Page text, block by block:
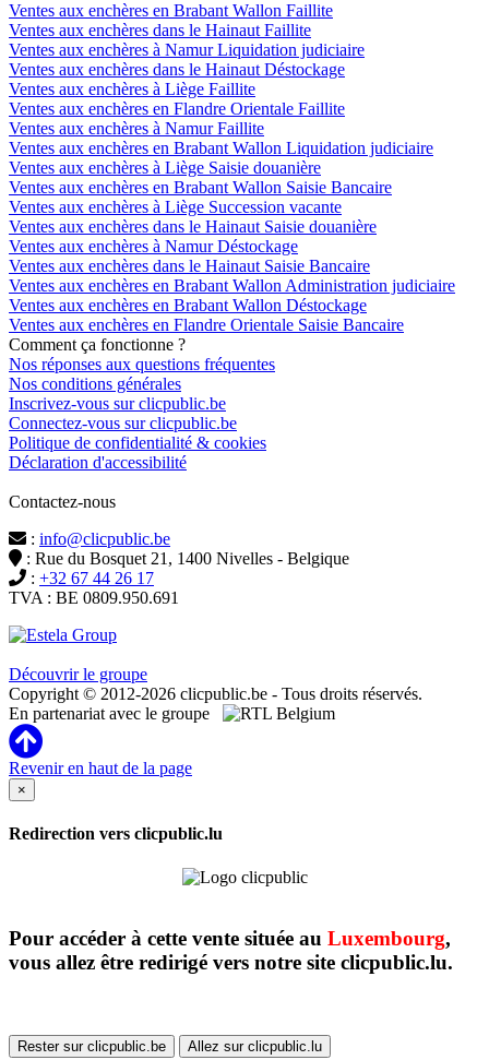
Ventes aux enchères en Brabant Wallon Faillite
Ventes aux enchères dans le Hainaut Faillite
Ventes aux enchères à Namur Liquidation judiciaire
Ventes aux enchères dans le Hainaut Déstockage
Ventes aux enchères à Liège Faillite
Ventes aux enchères en Flandre Orientale Faillite
Ventes aux enchères à Namur Faillite
Ventes aux enchères en Brabant Wallon Liquidation judiciaire
Ventes aux enchères à Liège Saisie douanière
Ventes aux enchères en Brabant Wallon Saisie Bancaire
Ventes aux enchères à Liège Succession vacante
Ventes aux enchères dans le Hainaut Saisie douanière
Ventes aux enchères à Namur Déstockage
Ventes aux enchères dans le Hainaut Saisie Bancaire
Ventes aux enchères en Brabant Wallon Administration judiciaire
Ventes aux enchères en Brabant Wallon Déstockage
Ventes aux enchères en Flandre Orientale Saisie Bancaire
Comment ça fonctionne ?
Nos réponses aux questions fréquentes
Nos conditions générales
Inscrivez-vous sur clicpublic.be
Connectez-vous sur clicpublic.be
Politique de confidentialité & cookies
Déclaration d'accessibilité
Contactez-nous
: info@clicpublic.be
: Rue du Bosquet 21, 1400 Nivelles - Belgique
: +32 67 44 26 17
TVA : BE 0809.950.691
Découvrir le groupe
Copyright © 2012-2026 clicpublic.be - Tous droits réservés.
En partenariat avec le groupe
Revenir en haut de la page
×
Redirection vers clicpublic.lu
Pour accéder à cette vente située au Luxembourg,
vous allez être redirigé vers notre site clicpublic.lu.
Rester sur clicpublic.be Allez sur clicpublic.lu